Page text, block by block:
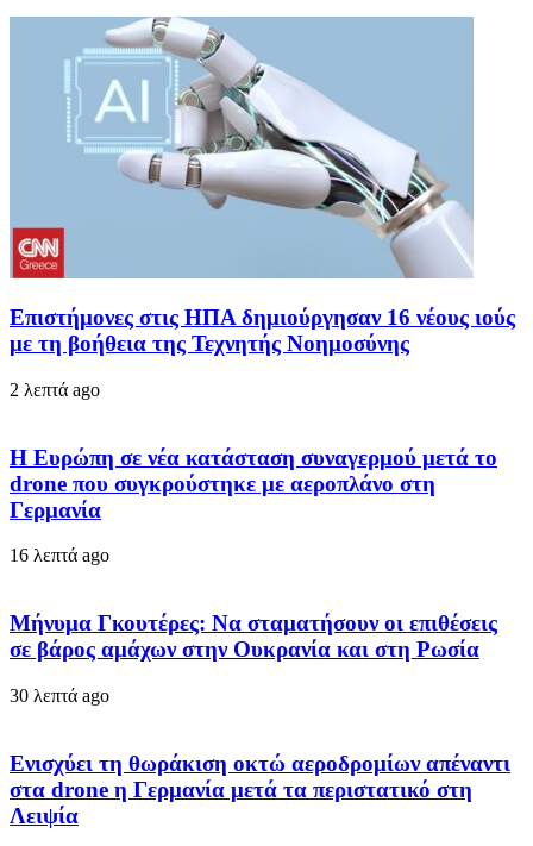
Επιστήμονες στις ΗΠΑ δημιούργησαν 16 νέους ιούς
με τη βοήθεια της Τεχνητής Νοημοσύνης
2 λεπτά ago
Η Ευρώπη σε νέα κατάσταση συναγερμού μετά το
drone που συγκρούστηκε με αεροπλάνο στη
Γερμανία
16 λεπτά ago
Μήνυμα Γκουτέρες: Να σταματήσουν οι επιθέσεις
σε βάρος αμάχων στην Ουκρανία και στη Ρωσία
30 λεπτά ago
Ενισχύει τη θωράκιση οκτώ αεροδρομίων απέναντι
στα drone η Γερμανία μετά τα περιστατικό στη
Λειψία